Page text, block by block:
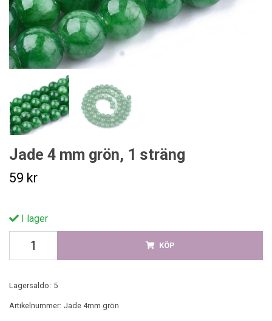
Jade 4 mm grön, 1 sträng
59 kr
I lager
KÖP
Lagersaldo: 5
Artikelnummer: Jade 4mm grön